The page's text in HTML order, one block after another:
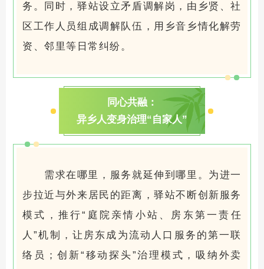
务。同时，驿站设立矛盾调解岗，由乡贤、社
区工作人员组成调解队伍，用乡音乡情化解劳
资、邻里等日常纠纷。
同心共融：
异乡人变身治理“自家人”
需求在哪里，服务就延伸到哪里。为进一
步拉近与外来居民的距离，驿站不断创新服务
模式，推行“庭院亲情小站、房东第一责任
人”机制，让房东成为流动人口服务的第一联
络员；创新“移动探头”治理模式，吸纳外卖